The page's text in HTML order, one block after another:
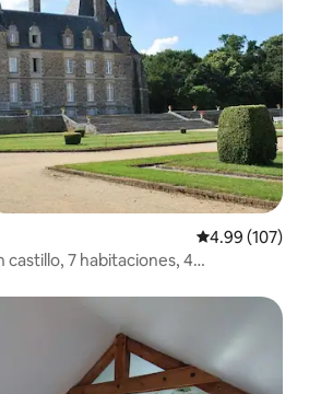
Calificación
4.99 (107)
7 habitaciones, 4